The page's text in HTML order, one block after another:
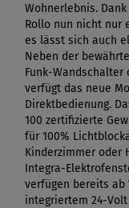
Wohnerlebnis.
Rollo nun nicht nur
es lässt sich auch
Neben der
Funk-
verfügt das neue
Direktbedienung.
100 zertifizierte
für 100%
Kinderzimmer oder
Integra-
verfügen bereits ab
integriertem 24-